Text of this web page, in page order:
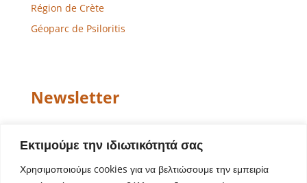
Εκτιμούμε την ιδιωτικότητά σας
Χρησιμοποιούμε cookies για να βελτιώσουμε την εμπειρία
Région de Crète
Géoparc de Psiloritis
Newsletter